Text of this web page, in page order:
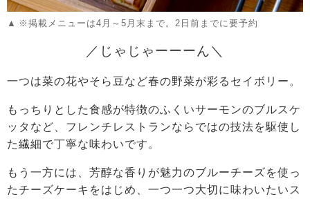
※掲載メニューは4月～5月末まで。2日前までに要予約
／じゃじゃーーーん＼
一つは菜の花やそら豆など春の野菜が彩るセイボリー。
もっちりとした食感が特徴のふくいサーモンのブルスケ
ッタなど、フレンチレストランならではの技法を駆使し
た繊細で丁寧な味わいです。
もう一方には、芳醇な香りが魅力のブルーチーズを使っ
たチーズケーキをはじめ、一つ一つ大切に味わいたいス